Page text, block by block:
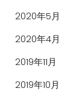
2020年5月
2020年4月
2019年11月
2019年10月